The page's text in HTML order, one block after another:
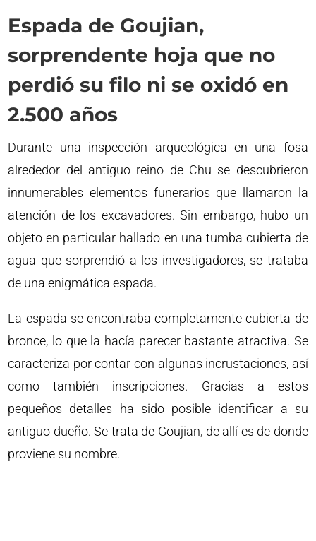
Espada de Goujian,
sorprendente hoja que no
perdió su filo ni se oxidó en
2.500 años
Durante una inspección arqueológica en una fosa
alrededor del antiguo reino de Chu se descubrieron
innumerables elementos funerarios que llamaron la
atención de los excavadores. Sin embargo, hubo un
objeto en particular hallado en una tumba cubierta de
agua que sorprendió a los investigadores, se trataba
de una enigmática espada.
La espada se encontraba completamente cubierta de
bronce, lo que la hacía parecer bastante atractiva. Se
caracteriza por contar con algunas incrustaciones, así
como también inscripciones. Gracias a estos
pequeños detalles ha sido posible identificar a su
antiguo dueño. Se trata de Goujian, de allí es de donde
proviene su nombre.